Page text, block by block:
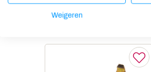
Anderen kochten ook
Weigeren